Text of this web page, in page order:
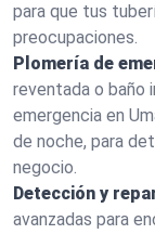
para que tus
preocupaciones.
Plomería de
reventada o baño
emergencia en
de noche, para
negocio.
Detección y
avanzadas para